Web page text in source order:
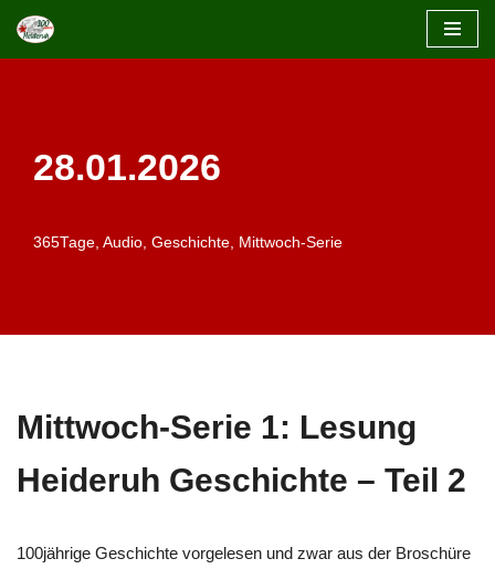
Zum
28.01.2026
365Tage Audio Geschichte Mittwoch-Serie
Mittwoch-Serie 1: Lesung
Heideruh Geschichte – Teil 2
100jährige Geschichte vorgelesen und zwar aus der Broschüre